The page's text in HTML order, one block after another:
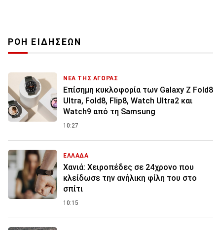
ΡΟΗ ΕΙΔΗΣΕΩΝ
ΝΕΑ ΤΗΣ ΑΓΟΡΑΣ
Επίσημη κυκλοφορία των Galaxy Z Fold8
Ultra, Fold8, Flip8, Watch Ultra2 και
Watch9 από τη Samsung
10:27
ΕΛΛΑΔΑ
Χανιά: Χειροπέδες σε 24χρονο που
κλείδωσε την ανήλικη φίλη του στο
σπίτι
10:15